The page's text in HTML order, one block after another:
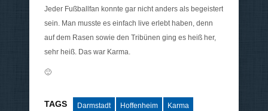
Jeder Fußballfan konnte gar nicht anders als begeistert
sein. Man musste es einfach live erlebt haben, denn
auf dem Rasen sowie den Tribünen ging es heiß her,
sehr heiß. Das war Karma.
🙂
TAGS Darmstadt Hoffenheim Karma